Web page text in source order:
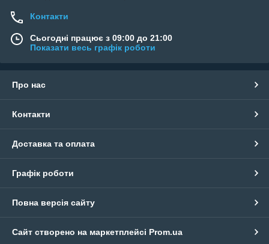
Контакти
Сьогодні працює з 09:00 до 21:00
Показати весь графік роботи
Про нас
Контакти
Доставка та оплата
Графік роботи
Повна версія сайту
Сайт створено на маркетплейсі Prom.ua